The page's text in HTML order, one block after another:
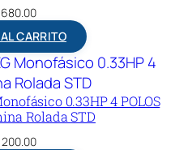
CARRITO
0.33HP 4 POLOS
Rolada STD